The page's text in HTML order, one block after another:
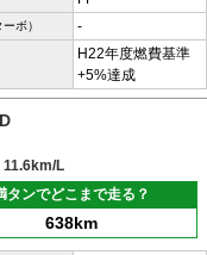
ボ） -
H22年度燃費基準
+5%達成
11.6km/L
タンでどこまで走る？
638km